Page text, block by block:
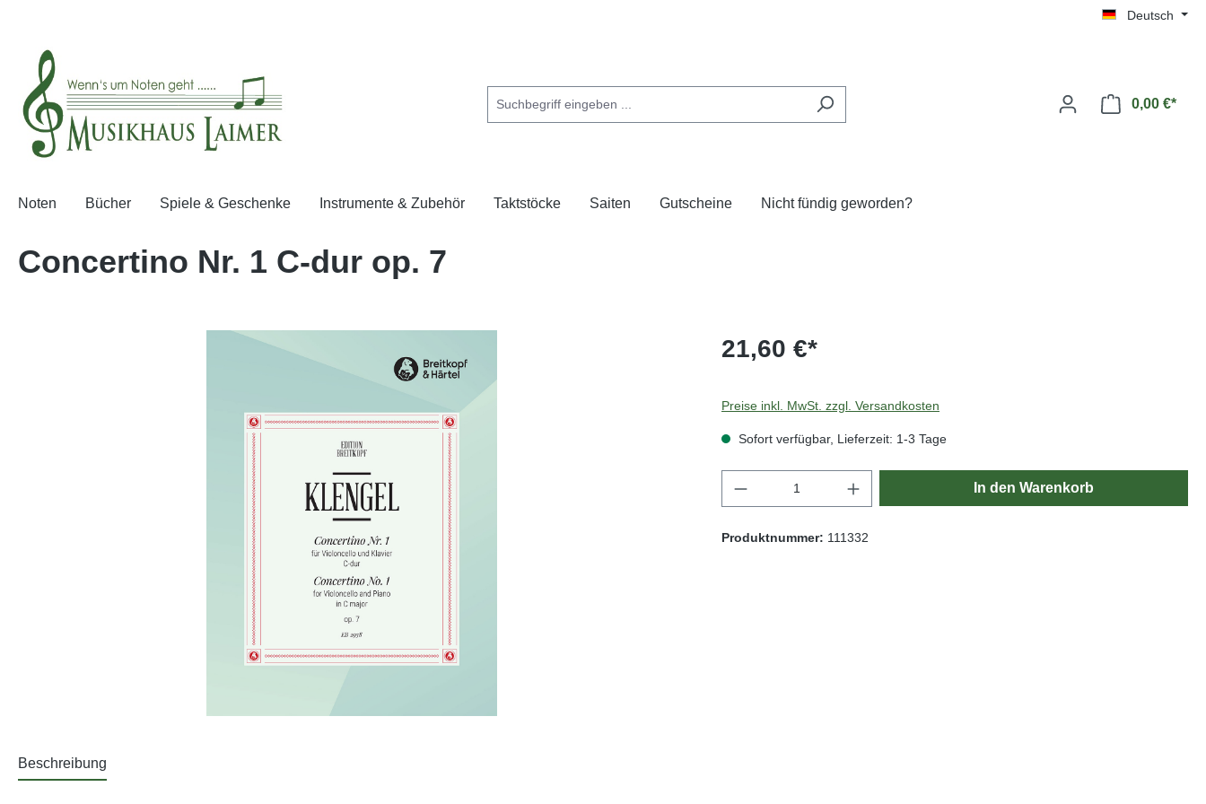
Deutsch
0,00 €*
Noten Bücher Spiele & Geschenke Instrumente & Zubehör Taktstöcke Saiten Gutscheine Nicht fündig geworden?
Concertino Nr. 1 C-dur op. 7
21,60 €*
Preise inkl. MwSt. zzgl. Versandkosten
Sofort verfügbar, Lieferzeit: 1-3 Tage
Produkt Anzahl: Gib den gewünschten Wert ein
In den Warenkorb
Produktnummer: 111332
Beschreibung